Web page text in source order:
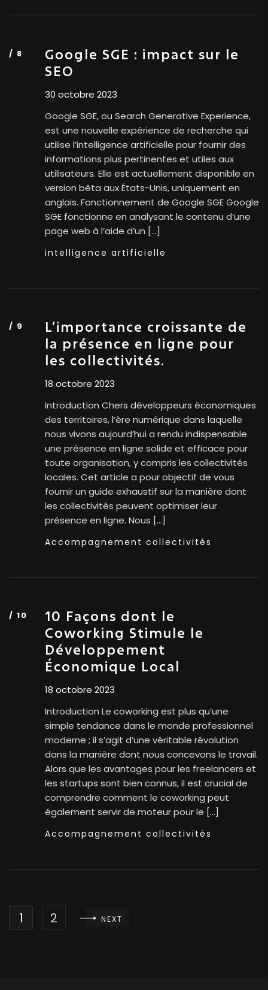
Google SGE : impact sur le
SEO
30 octobre 2023
Google SGE, ou Search Generative Experience,
est une nouvelle expérience de recherche qui
utilise l’intelligence artificielle pour fournir des
informations plus pertinentes et utiles aux
utilisateurs. Elle est actuellement disponible en
version bêta aux États-Unis, uniquement en
anglais. Fonctionnement de Google SGE Google
SGE fonctionne en analysant le contenu d’une
page web à l’aide d’un […]
intelligence artificielle
L’importance croissante de
la présence en ligne pour
les collectivités.
18 octobre 2023
Introduction Chers développeurs économiques
des territoires, l’ère numérique dans laquelle
nous vivons aujourd’hui a rendu indispensable
une présence en ligne solide et efficace pour
toute organisation, y compris les collectivités
locales. Cet article a pour objectif de vous
fournir un guide exhaustif sur la manière dont
les collectivités peuvent optimiser leur
présence en ligne. Nous […]
Accompagnement collectivités
10 Façons dont le
Coworking Stimule le
Développement
Économique Local
18 octobre 2023
Introduction Le coworking est plus qu’une
simple tendance dans le monde professionnel
moderne ; il s’agit d’une véritable révolution
dans la manière dont nous concevons le travail.
Alors que les avantages pour les freelancers et
les startups sont bien connus, il est crucial de
comprendre comment le coworking peut
également servir de moteur pour le […]
Accompagnement collectivités
1 2 NEXT